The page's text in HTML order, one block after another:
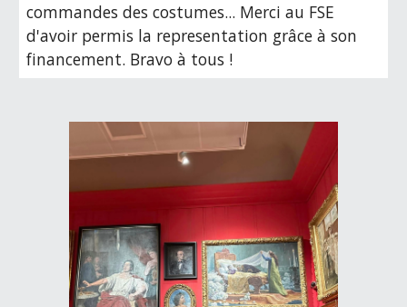
commandes des costumes... Merci au FSE
d'avoir permis la representation grâce à son
financement. Bravo à tous !